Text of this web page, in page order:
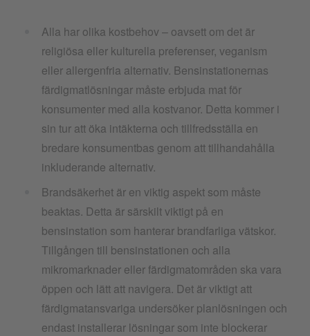
Alla har olika kostbehov – oavsett om det är
religiösa eller kulturella preferenser, veganism
eller allergenfria alternativ. Bensinstationernas
färdigmatlösningar måste erbjuda mat för
konsumenter med alla kostvanor. Detta kommer i
sin tur att öka intäkterna och tillfredsställa en
bredare konsumentbas genom att tillhandahålla
inkluderande alternativ.
Brandsäkerhet är en viktig aspekt som måste
beaktas. Detta är särskilt viktigt på en
bensinstation som hanterar brandfarliga vätskor.
Tillgången till bensinstationen och alla
mikromarknader eller färdigmatområden ska vara
öppen och lätt att navigera. Det är viktigt att
färdigmatansvariga undersöker planlösningen och
endast installerar lösningar som inte blockerar